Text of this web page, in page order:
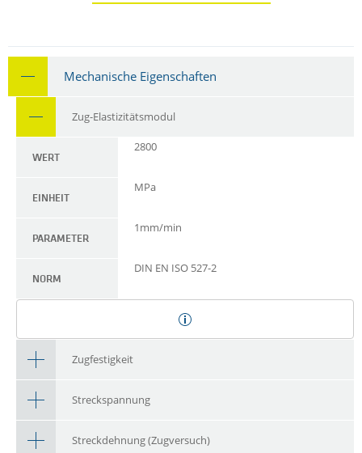
Mechanische Eigenschaften
Zug-Elastizitätsmodul
WERT
2800
EINHEIT
MPa
PARAMETER
1mm/min
NORM
DIN EN ISO 527-2
Zugfestigkeit
Streckspannung
Streckdehnung (Zugversuch)